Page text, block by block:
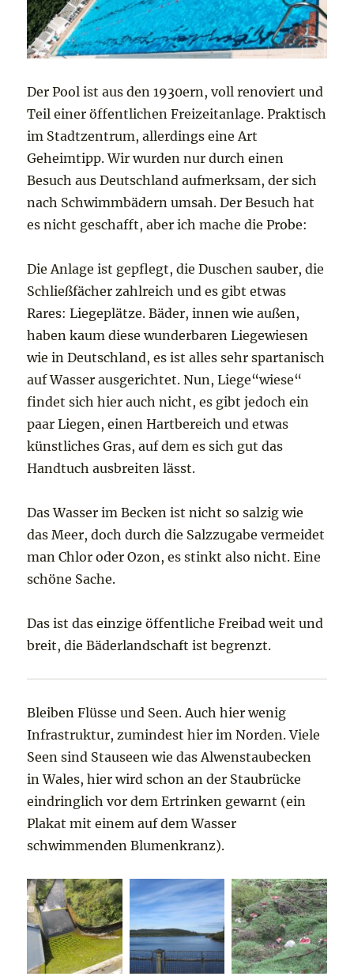
Der Pool ist aus den 1930ern, voll renoviert und
Teil einer öffentlichen Freizeitanlage. Praktisch
im Stadtzentrum, allerdings eine Art
Geheimtipp. Wir wurden nur durch einen
Besuch aus Deutschland aufmerksam, der sich
nach Schwimmbädern umsah. Der Besuch hat
es nicht geschafft, aber ich mache die Probe:
Die Anlage ist gepflegt, die Duschen sauber, die
Schließfächer zahlreich und es gibt etwas
Rares: Liegeplätze. Bäder, innen wie außen,
haben kaum diese wunderbaren Liegewiesen
wie in Deutschland, es ist alles sehr spartanisch
auf Wasser ausgerichtet. Nun, Liege“wiese“
findet sich hier auch nicht, es gibt jedoch ein
paar Liegen, einen Hartbereich und etwas
künstliches Gras, auf dem es sich gut das
Handtuch ausbreiten lässt.
Das Wasser im Becken ist nicht so salzig wie
das Meer, doch durch die Salzzugabe vermeidet
man Chlor oder Ozon, es stinkt also nicht. Eine
schöne Sache.
Das ist das einzige öffentliche Freibad weit und
breit, die Bäderlandschaft ist begrenzt.
Bleiben Flüsse und Seen. Auch hier wenig
Infrastruktur, zumindest hier im Norden. Viele
Seen sind Stauseen wie das Alwenstaubecken
in Wales, hier wird schon an der Staubrücke
eindringlich vor dem Ertrinken gewarnt (ein
Plakat mit einem auf dem Wasser
schwimmenden Blumenkranz).